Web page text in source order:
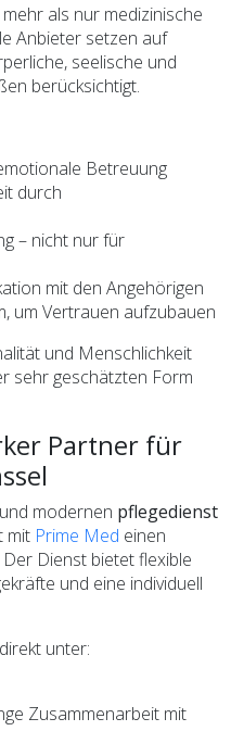
als nur medizinische
Anbieter setzen auf
seelische und
berücksichtigt.
Betreuung
durch
– nicht nur für
mit den Angehörigen
um Vertrauen aufzubauen
und Menschlichkeit
sehr geschätzten Form
Partner für
modernen pflegedienst
mit Prime Med einen
Dienst bietet flexible
und eine individuell
unter:
Zusammenarbeit mit